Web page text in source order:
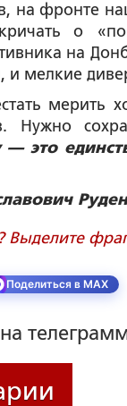
на фронте
о
на
и мелкие
мерить
Нужно
— это
Выделите
Поделиться в MAX